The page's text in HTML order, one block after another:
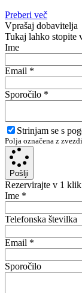
Preberi več
Vprašaj dobavitelja
Tukaj lahko stopite
Ime
Email *
Sporočilo *
Strinjam se s
Polja označena z
Pošlji
Rezervirajte v 1 klik
Ime *
Telefonska številka
Email *
Sporočilo